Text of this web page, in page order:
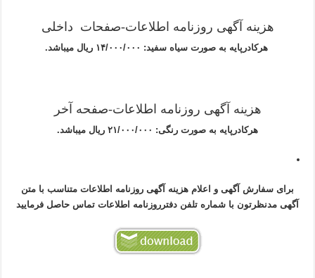
هزینه آگهی روزنامه اطلاعات-صفحات داخلی
هرکادرپایه به صورت سیاه سفید: ۱۴/۰۰۰/۰۰۰ ریال میباشد.
هزینه آگهی روزنامه اطلاعات-صفحه آخر
هرکادرپایه به صورت رنگی: ۲۱/۰۰۰/۰۰۰ ریال میباشد.
برای سفارش آگهی و اعلام هزینه آگهی روزنامه اطلاعات متناسب با متن
آگهی مدنظرتون با شماره تلفن دفترروزنامه اطلاعات تماس حاصل فرمایید